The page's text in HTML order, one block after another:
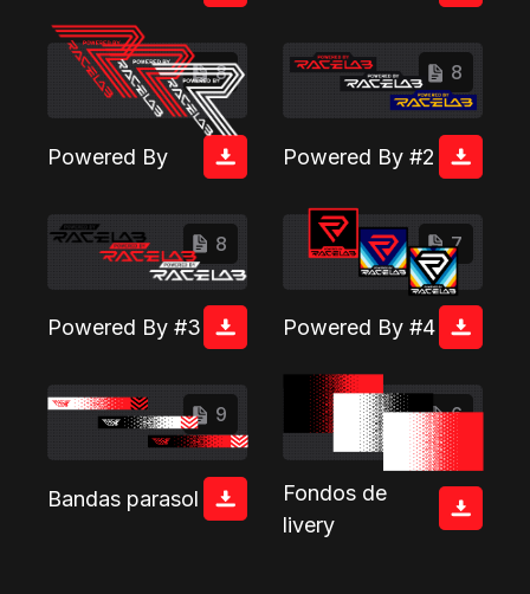
8
Powered By
8
Powered By #2
8
Powered By #3
7
Powered By #4
9
Bandas parasol
6
Fondos de
livery